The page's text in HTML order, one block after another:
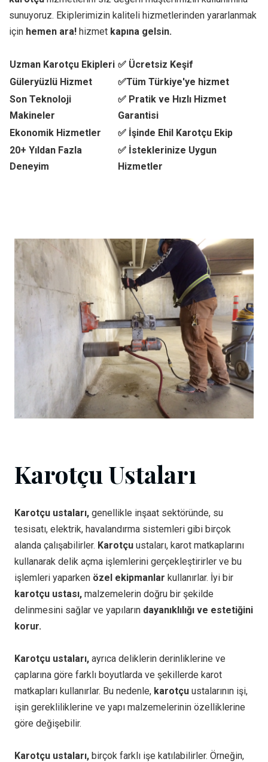
sunuyoruz. Ekiplerimizin kaliteli hizmetlerinden yararlanmak
için hemen ara! hizmet kapına gelsin.
Uzman Karotçu Ekipleri ✅ Ücretsiz Keşif
Güleryüzlü Hizmet
✅Tüm Türkiye'ye hizmet
Son Teknoloji
Makineler
✅ Pratik ve Hızlı Hizmet
Garantisi
Ekonomik Hizmetler
✅ İşinde Ehil Karotçu Ekip
20+ Yıldan Fazla
Deneyim
✅ İsteklerinize Uygun
Hizmetler
Karotçu Ustaları
Karotçu ustaları, genellikle inşaat sektöründe, su
tesisatı, elektrik, havalandırma sistemleri gibi birçok
alanda çalışabilirler. Karotçu ustaları, karot matkaplarını
kullanarak delik açma işlemlerini gerçekleştirirler ve bu
işlemleri yaparken özel ekipmanlar kullanırlar. İyi bir
karotçu ustası, malzemelerin doğru bir şekilde
delinmesini sağlar ve yapıların dayanıklılığı ve estetiğini
korur.
Karotçu ustaları, ayrıca deliklerin derinliklerine ve
çaplarına göre farklı boyutlarda ve şekillerde karot
matkapları kullanırlar. Bu nedenle, karotçu ustalarının işi,
işin gerekliliklerine ve yapı malzemelerinin özelliklerine
göre değişebilir.
Karotçu ustaları, birçok farklı işe katılabilirler. Örneğin,